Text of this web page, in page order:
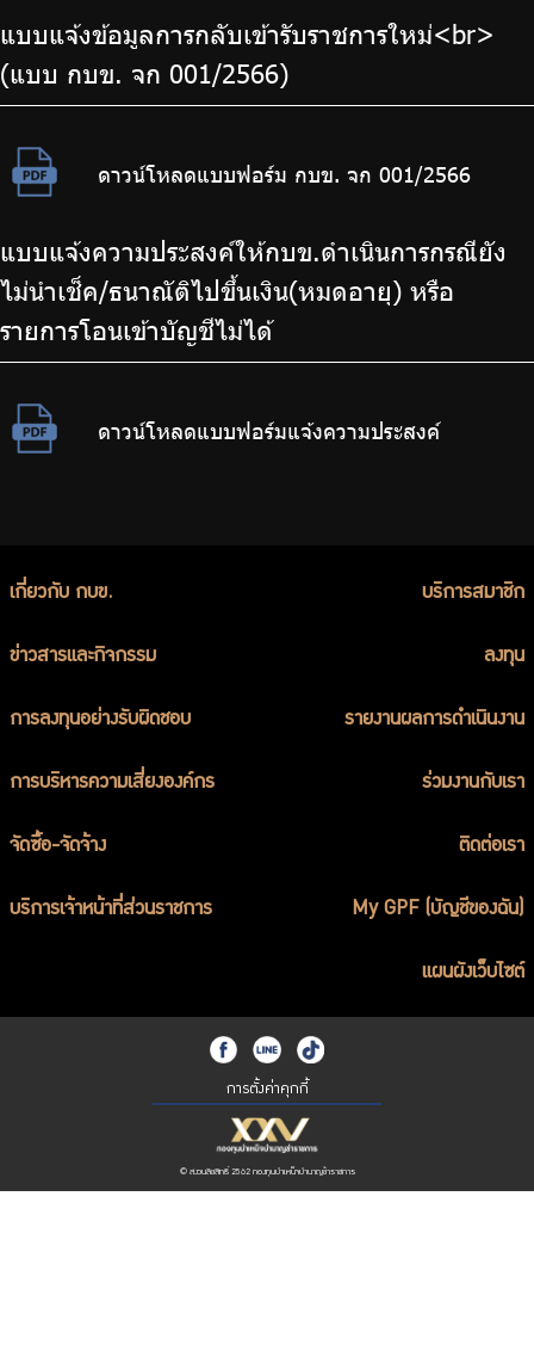
แบบแจ้งข้อมูลการกลับเข้ารับราชการใหม่<br>
(แบบ กบข. จก 001/2566)
ดาวน์โหลดแบบฟอร์ม กบข. จก 001/2566
แบบแจ้งความประสงค์ให้กบข.ดำเนินการกรณียัง
ไม่นำเช็ค/ธนาณัติไปขึ้นเงิน(หมดอายุ) หรือ
รายการโอนเข้าบัญชีไม่ได้
ดาวน์โหลดแบบฟอร์มแจ้งความประสงค์
เกี่ยวกับ กบข. บริการสมาชิก
ข่าวสารและกิจกรรม ลงทุน
การลงทุนอย่างรับผิดชอบ รายงานผลการดำเนินงาน
การบริหารความเสี่ยงองค์กร ร่วมงานกับเรา
จัดซื้อ-จัดจ้าง ติดต่อเรา
บริการเจ้าหน้าที่ส่วนราชการ My GPF (บัญชีของฉัน)
แผนผังเว็บไซต์
การตั้งค่าคุกกี้
© สงวนลิขสิทธิ์ 2562 กองทุนบำเหน็จบำนาญข้าราชการ